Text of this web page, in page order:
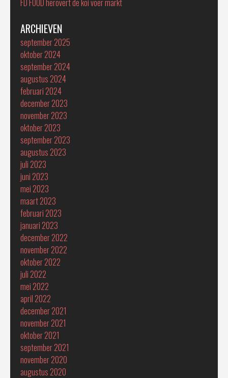
FD FOOD herovert de koi voer markt
ARCHIEVEN
september 2025
oktober 2024
september 2024
augustus 2024
februari 2024
december 2023
november 2023
oktober 2023
september 2023
augustus 2023
juli 2023
juni 2023
mei 2023
maart 2023
februari 2023
januari 2023
december 2022
november 2022
oktober 2022
juli 2022
mei 2022
april 2022
december 2021
november 2021
oktober 2021
september 2021
november 2020
augustus 2020